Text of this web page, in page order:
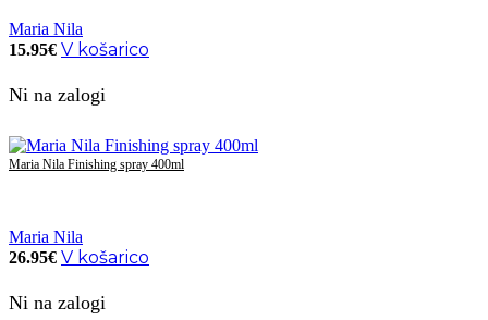
Maria Nila
15.95€ V košarico
Ni na zalogi
Maria Nila Finishing spray 400ml
Maria Nila
26.95€ V košarico
Ni na zalogi